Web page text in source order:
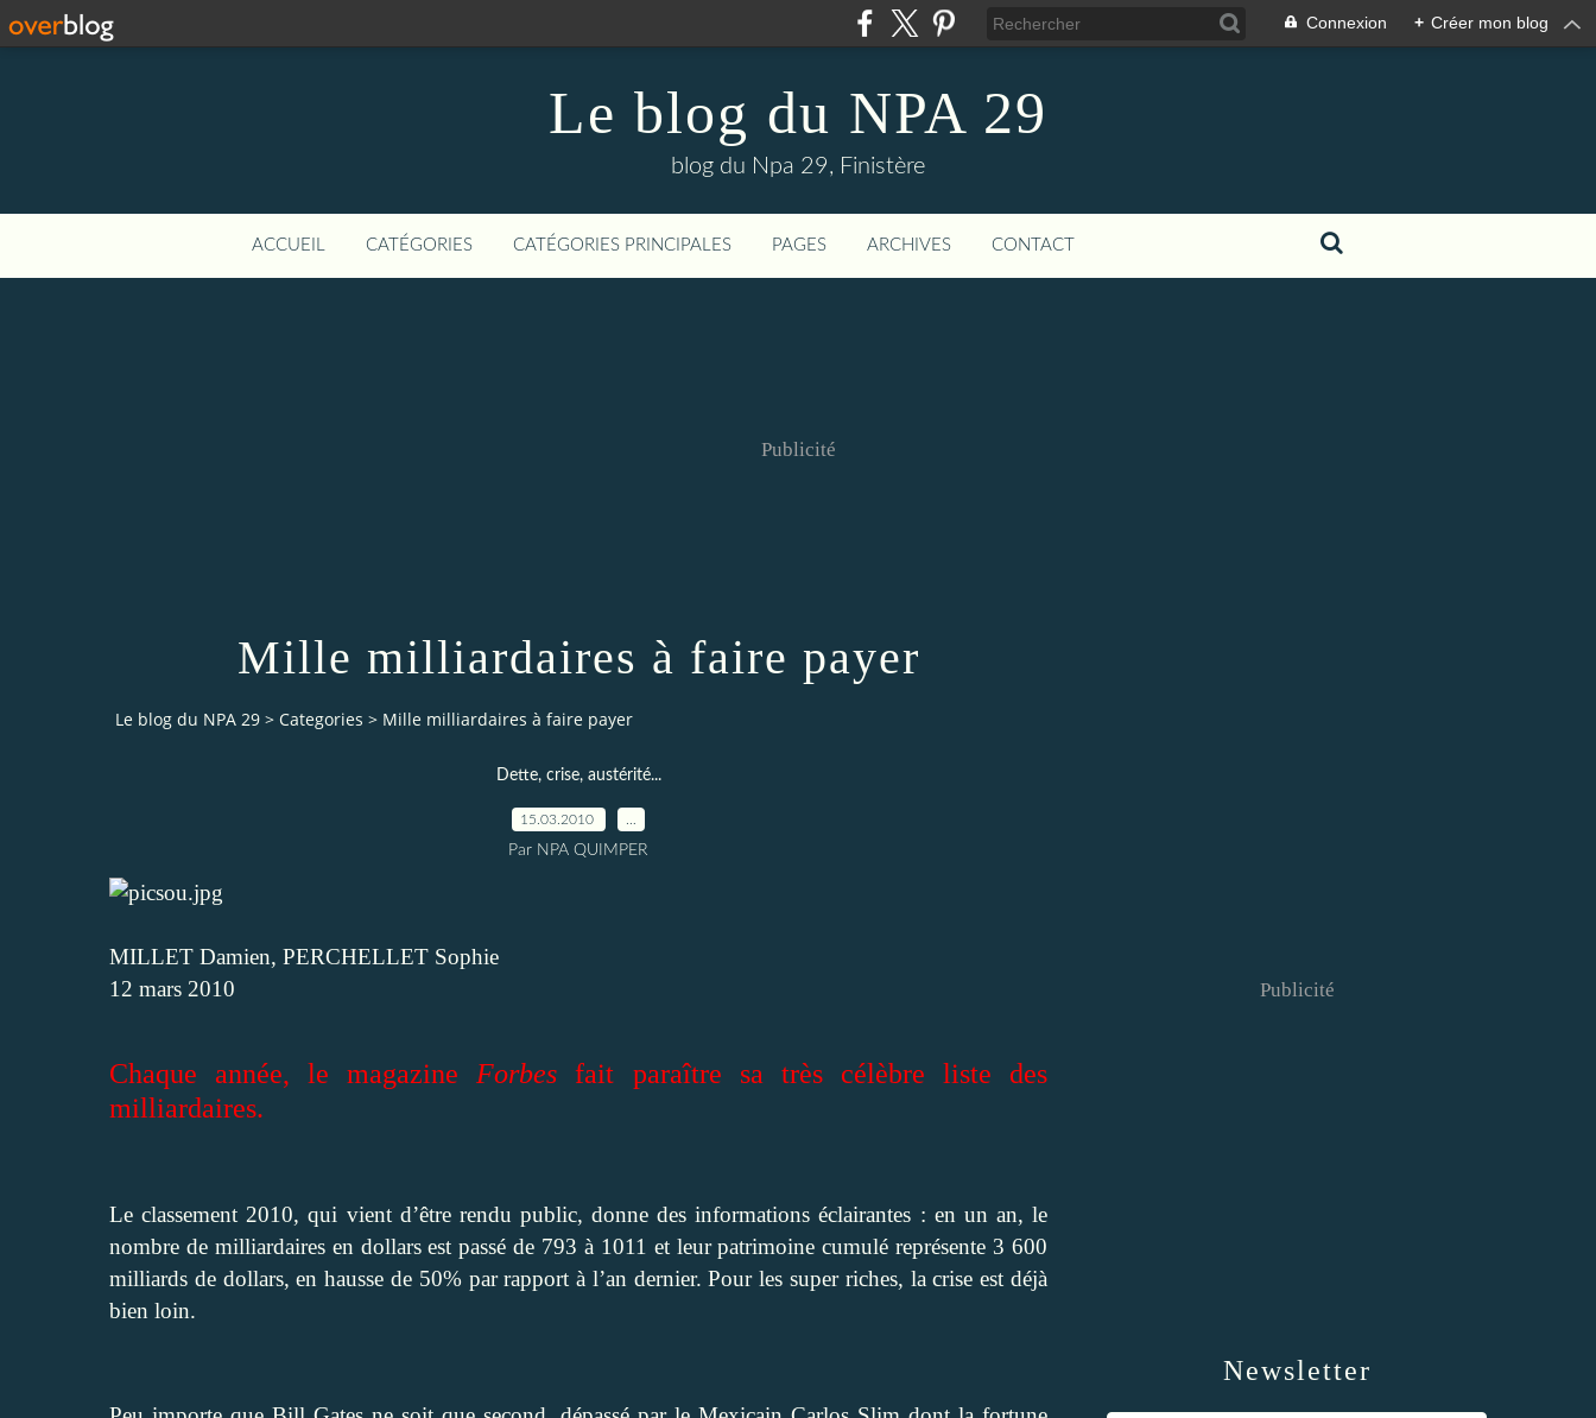
Connexion + Créer mon blog
Le blog du NPA 29
blog du Npa 29, Finistère
ACCUEIL CATÉGORIES CATÉGORIES PRINCIPALES PAGES ARCHIVES CONTACT
Publicité
Mille milliardaires à faire payer
Le blog du NPA 29 > Categories > Mille milliardaires à faire payer
Dette, crise, austérité...
15.03.2010
Par NPA QUIMPER
MILLET Damien, PERCHELLET Sophie
12 mars 2010
Chaque année, le magazine Forbes fait paraître sa très célèbre liste des
milliardaires.
Le classement 2010, qui vient d’être rendu public, donne des informations éclairantes : en un an, le
nombre de milliardaires en dollars est passé de 793 à 1011 et leur patrimoine cumulé représente 3 600
milliards de dollars, en hausse de 50% par rapport à l’an dernier. Pour les super riches, la crise est déjà
bien loin.
Newsletter
Publicité